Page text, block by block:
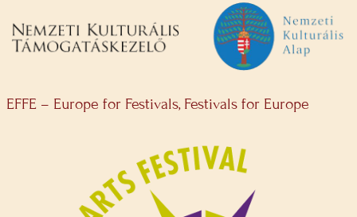
EFFE – Europe for Festivals, Festivals for Europe